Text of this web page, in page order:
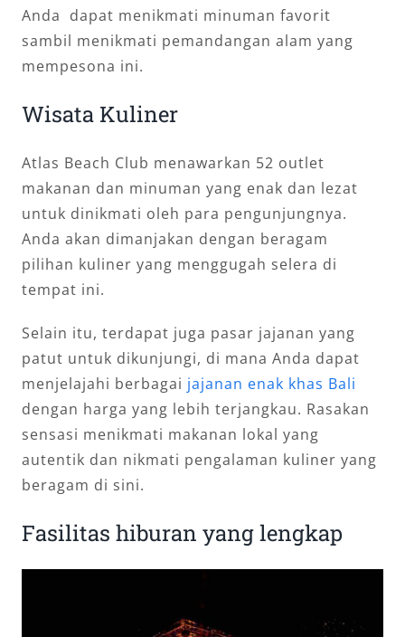
Anda dapat menikmati minuman favorit
sambil menikmati pemandangan alam yang
mempesona ini.
Wisata Kuliner
Atlas Beach Club menawarkan 52 outlet
makanan dan minuman yang enak dan lezat
untuk dinikmati oleh para pengunjungnya.
Anda akan dimanjakan dengan beragam
pilihan kuliner yang menggugah selera di
tempat ini.
Selain itu, terdapat juga pasar jajanan yang
patut untuk dikunjungi, di mana Anda dapat
menjelajahi berbagai jajanan enak khas Bali
dengan harga yang lebih terjangkau. Rasakan
sensasi menikmati makanan lokal yang
autentik dan nikmati pengalaman kuliner yang
beragam di sini.
Fasilitas hiburan yang lengkap